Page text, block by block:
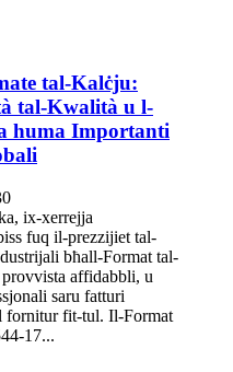
tal-Kalċju:
tal-Kwalità u l-
huma Importanti
ix-xerrejja
fuq il-prezzijiet tal-
bħall-Format tal-
affidabbli, u
saru fatturi
fornitur fit-tul. Il-Format
17...